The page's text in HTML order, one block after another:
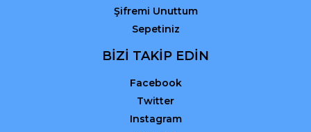
Şifremi Unuttum
Sepetiniz
BİZİ TAKİP EDİN
Facebook
Twitter
Instagram